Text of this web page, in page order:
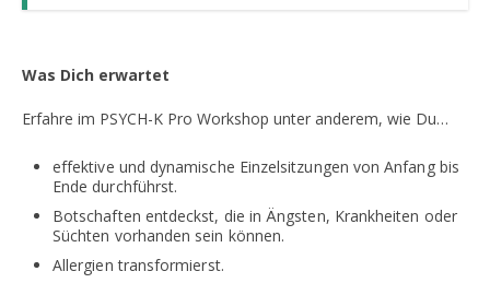
Was Dich erwartet
Erfahre im PSYCH-K Pro Workshop unter anderem, wie Du…
effektive und dynamische Einzelsitzungen von Anfang bis
Ende durchführst.
Botschaften entdeckst, die in Ängsten, Krankheiten oder
Süchten vorhanden sein können.
Allergien transformierst.